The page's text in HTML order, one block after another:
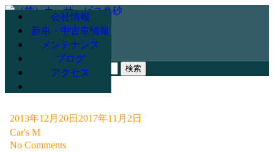
078-947-3265
会社情報
新車・中古車情報
メンテナンス
ブログ
アクセス
2013年12月20日 2017年11月2日
Car's M
No Comments